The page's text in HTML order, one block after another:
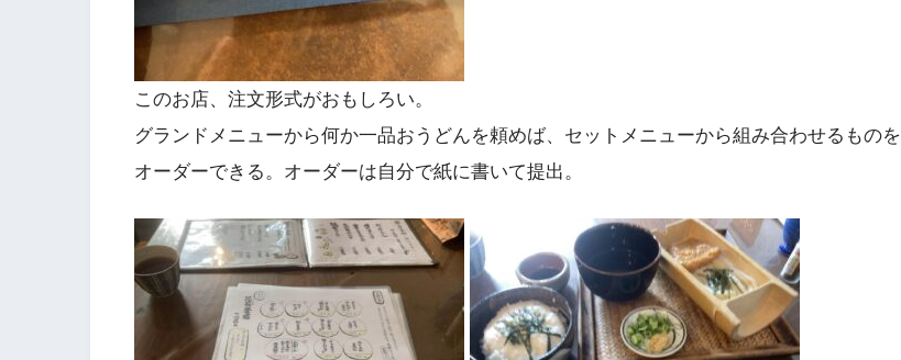
このお店、注文形式がおもしろい。
グランドメニューから何か一品おうどんを頼めば、セットメニューから組み合わせるものを
オーダーできる。オーダーは自分で紙に書いて提出。